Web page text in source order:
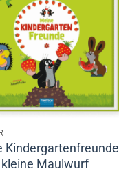
Kindergartenfreunde
Maulwurf